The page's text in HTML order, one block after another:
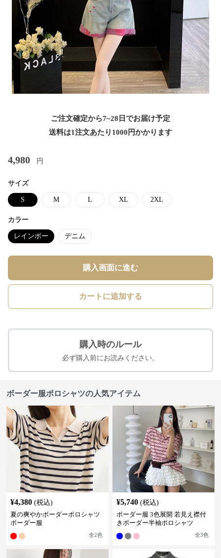
ご注文確定から7~28日でお届け予定
送料は1注文あたり 1000 円かかります
4,980 円
サイズ
S M L XL 2XL
カラー
レインボー デニム
購入画面に進む
カートに追加する
購入時のルール
必ず購入前にお読みください。
ボーダー服ポロシャツの人気アイテム
¥4,380 (税込)
夏の爽やかボーダーポロシャツ
ボーダー服
全2色
¥5,740 (税込)
ボーダー服 3色展開 若見え襟付
きボーダー半袖ポロシャツ
全3色